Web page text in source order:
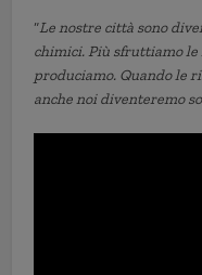
“Le nostre città sono
chimici. Più sfruttiamo
produciamo. Quando le
anche noi diventeremo